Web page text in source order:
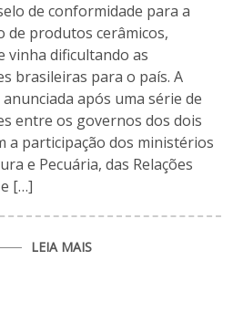
de conformidade para a
de produtos cerâmicos,
vinha dificultando as
brasileiras para o país. A
após uma série de
entre os governos dos dois
a participação dos ministérios
e Pecuária, das Relações
[…]
LEIA MAIS